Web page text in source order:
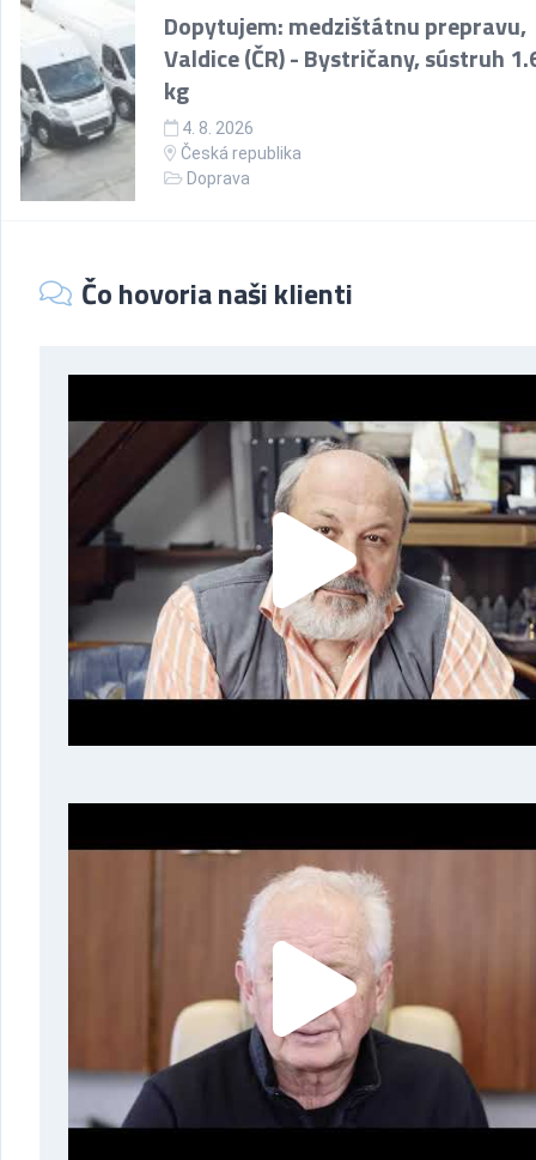
Dopytujem: medzištátnu prepravu,
Valdice (ČR) - Bystričany, sústruh
kg
4. 8. 2026
Česká republika
Doprava
Čo hovoria naši klienti